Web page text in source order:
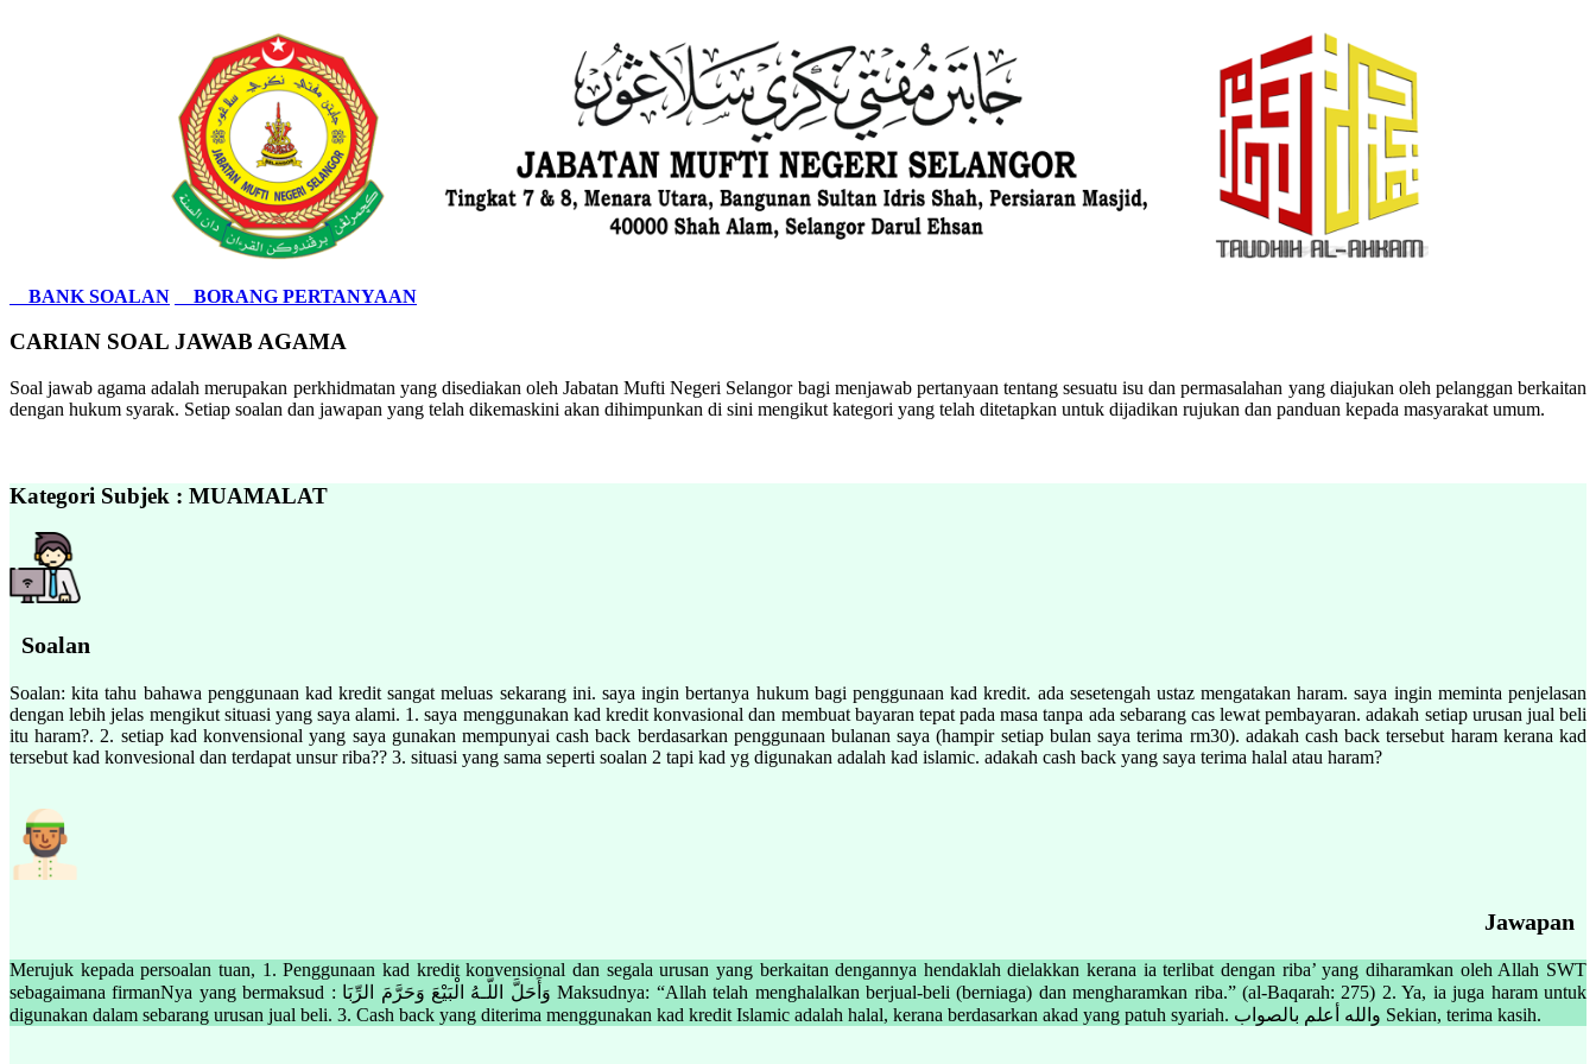
BANK SOALAN BORANG PERTANYAAN
CARIAN SOAL JAWAB AGAMA
Soal jawab agama adalah merupakan perkhidmatan yang disediakan oleh Jabatan Mufti Negeri Selangor bagi menjawab pertanyaan tentang sesuatu isu dan permasalahan yang diajukan oleh pelanggan berkaitan
dengan hukum syarak. Setiap soalan dan jawapan yang telah dikemaskini akan dihimpunkan di sini mengikut kategori yang telah ditetapkan untuk dijadikan rujukan dan panduan kepada masyarakat umum.
Kategori Subjek : MUAMALAT
Soalan
Soalan: kita tahu bahawa penggunaan kad kredit sangat meluas sekarang ini. saya ingin bertanya hukum bagi penggunaan kad kredit. ada sesetengah ustaz mengatakan haram. saya ingin meminta penjelasan
dengan lebih jelas mengikut situasi yang saya alami. 1. saya menggunakan kad kredit konvasional dan membuat bayaran tepat pada masa tanpa ada sebarang cas lewat pembayaran. adakah setiap urusan jual beli
itu haram?. 2. setiap kad konvensional yang saya gunakan mempunyai cash back berdasarkan penggunaan bulanan saya (hampir setiap bulan saya terima rm30). adakah cash back tersebut haram kerana kad
tersebut kad konvesional dan terdapat unsur riba?? 3. situasi yang sama seperti soalan 2 tapi kad yg digunakan adalah kad islamic. adakah cash back yang saya terima halal atau haram?
Jawapan
Merujuk kepada persoalan tuan, 1. Penggunaan kad kredit konvensional dan segala urusan yang berkaitan dengannya hendaklah dielakkan kerana ia terlibat dengan riba’ yang diharamkan oleh Allah SWT
sebagaimana firmanNya yang bermaksud : وَأَحَلَّ اللَّـهُ الْبَيْعَ وَحَرَّمَ الرِّبَا Maksudnya: “Allah telah menghalalkan berjual-beli (berniaga) dan mengharamkan riba.” (al-Baqarah: 275) 2. Ya, ia juga haram untuk
digunakan dalam sebarang urusan jual beli. 3. Cash back yang diterima menggunakan kad kredit Islamic adalah halal, kerana berdasarkan akad yang patuh syariah. والله أعلم بالصواب Sekian, terima kasih.